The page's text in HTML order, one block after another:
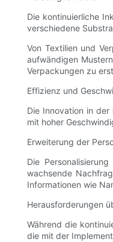
Die kontinuierliche
verschiedene
Von Textilien und
aufwändigen
Verpackungen zu
Effizienz und
Die Innovation in
mit hoher
Erweiterung der
Die
wachsende
Informationen wie
Herausforderungen
Während die
die mit der